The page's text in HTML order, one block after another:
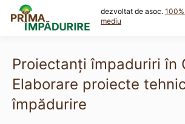
content
dezvoltat de asoc.
mediu
Proiectanți împaduriri în
Elaborare proiecte
împădurire